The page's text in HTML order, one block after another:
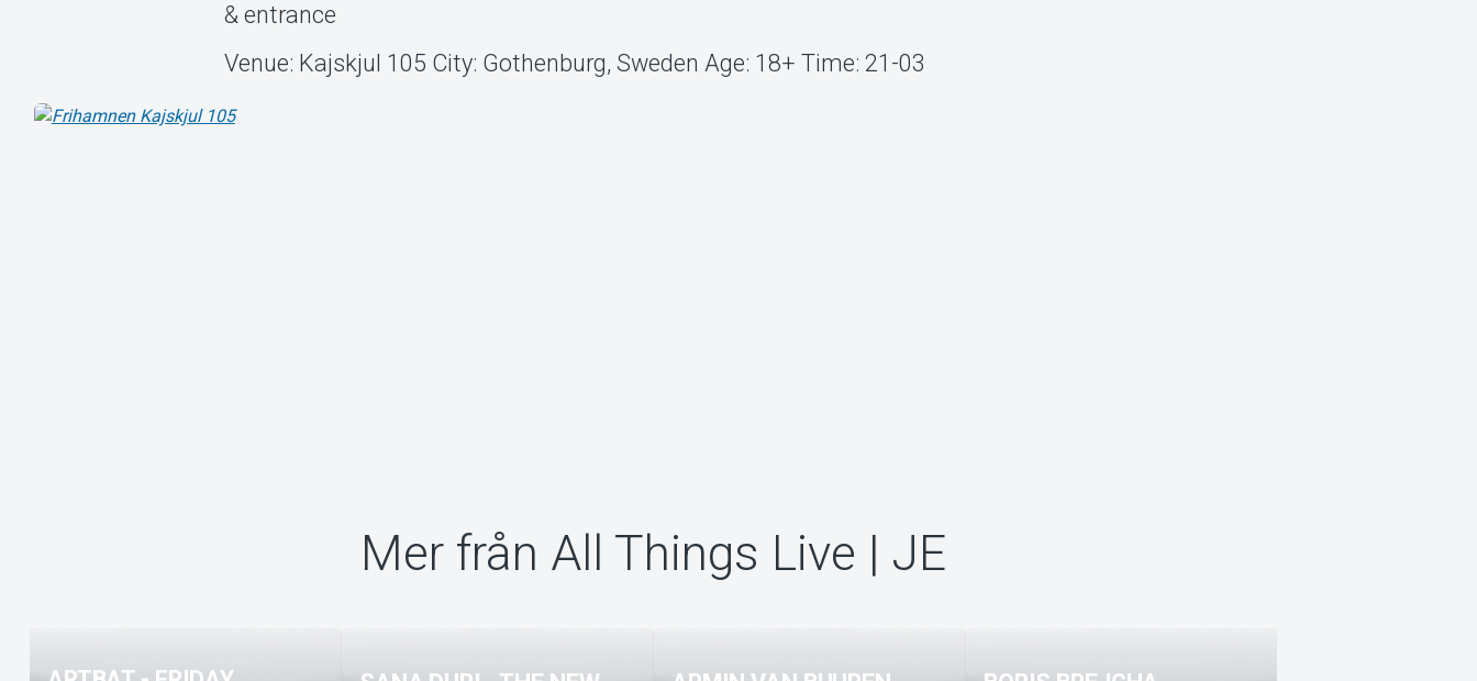
& entrance
Venue: Kajskjul 105 City: Gothenburg, Sweden Age: 18+ Time: 21-03
Mer från All Things Live | JE